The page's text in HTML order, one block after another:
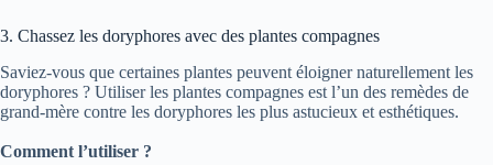
3. Chassez les doryphores avec des plantes compagnes
Saviez-vous que certaines plantes peuvent éloigner naturellement les
doryphores ? Utiliser les plantes compagnes est l’un des remèdes de
grand-mère contre les doryphores les plus astucieux et esthétiques.
Comment l’utiliser ?